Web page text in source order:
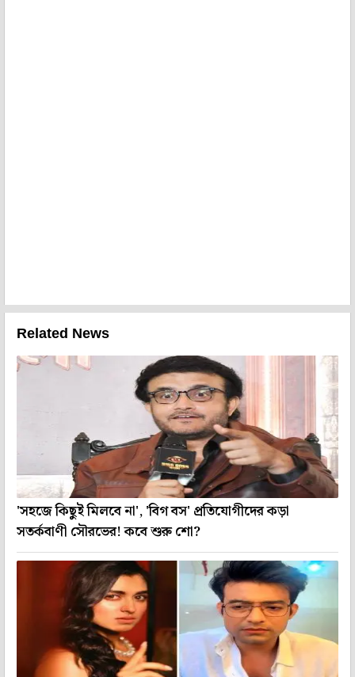
Related News
'সহজে কিছুই মিলবে না', 'বিগ বস' প্রতিযোগীদের কড়া
সতর্কবাণী সৌরভের! কবে শুরু শো?